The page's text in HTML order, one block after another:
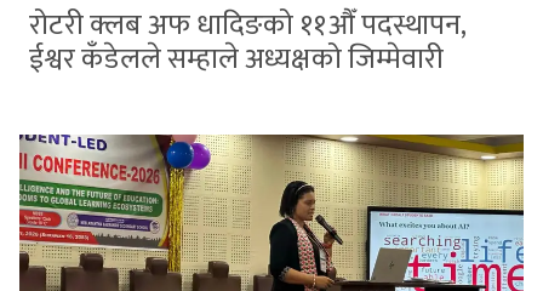
रोटरी क्लब अफ धादिङको ११औँ पदस्थापन,
ईश्वर कँडेलले सम्हाले अध्यक्षको जिम्मेवारी